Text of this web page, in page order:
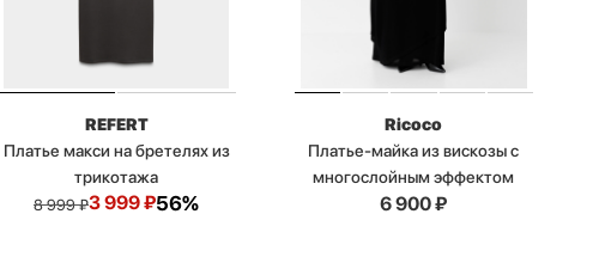
REFERT
Платье макси на бретелях из
трикотажа
8 999₽3 999₽56%
Ricoco
Платье-майка из вискозы с
многослойным эффектом
6 900₽